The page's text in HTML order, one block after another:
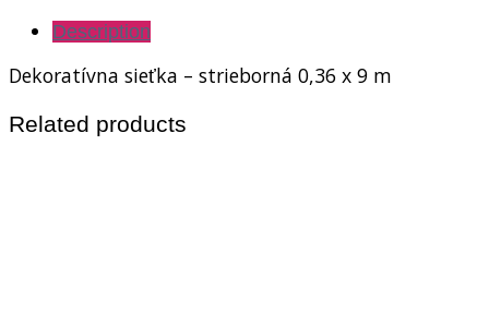
Description
Dekoratívna sieťka – strieborná 0,36 x 9 m
Related products